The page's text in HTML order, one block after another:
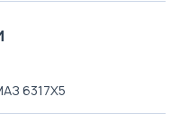
6317X5